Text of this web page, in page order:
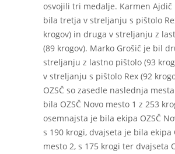
osvojili tri medalje. Karmen Ajdič
bila tretja v streljanju s pištolo
krogov) in druga v streljanju z
(89 krogov). Marko Grošič je bil
streljanju z lastno pištolo (93
v streljanju s pištolo Rex (92
OZSČ so zasedle naslednja
bila OZSČ Novo mesto 1 z 253
osemnajsta je bila ekipa OZSČ
s 190 krogi, dvajseta je bila ekipa
mesto 2, s 175 krogi ter dvajseta